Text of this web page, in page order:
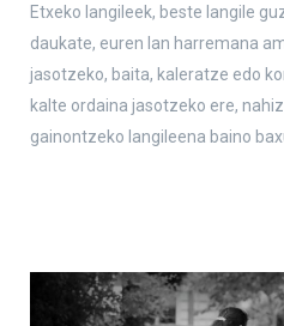
Etxeko langileek, beste langile
daukate, euren lan harremana
jasotzeko, baita, kaleratze edo
kalte ordaina jasotzeko ere,
gainontzeko langileena baino